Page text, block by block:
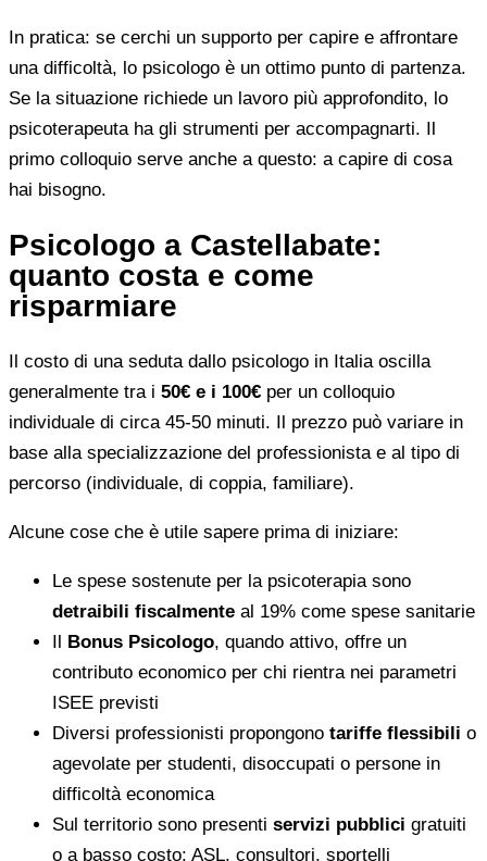
In pratica: se cerchi un supporto per capire e affrontare
una difficoltà, lo psicologo è un ottimo punto di partenza.
Se la situazione richiede un lavoro più approfondito, lo
psicoterapeuta ha gli strumenti per accompagnarti. Il
primo colloquio serve anche a questo: a capire di cosa
hai bisogno.
Psicologo a Castellabate:
quanto costa e come
risparmiare
Il costo di una seduta dallo psicologo in Italia oscilla
generalmente tra i 50€ e i 100€ per un colloquio
individuale di circa 45-50 minuti. Il prezzo può variare in
base alla specializzazione del professionista e al tipo di
percorso (individuale, di coppia, familiare).
Alcune cose che è utile sapere prima di iniziare:
Le spese sostenute per la psicoterapia sono
detraibili fiscalmente al 19% come spese sanitarie
Il Bonus Psicologo, quando attivo, offre un
contributo economico per chi rientra nei parametri
ISEE previsti
Diversi professionisti propongono tariffe flessibili o
agevolate per studenti, disoccupati o persone in
difficoltà economica
Sul territorio sono presenti servizi pubblici gratuiti
o a basso costo: ASL, consultori, sportelli